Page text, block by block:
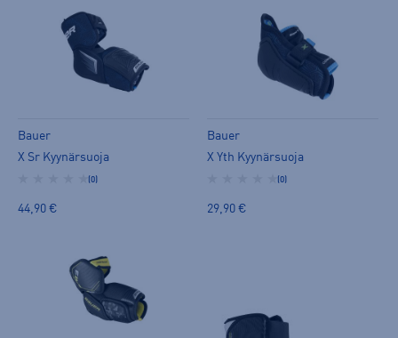
Bauer
X Sr Kyynärsuoja
(0)
44,90 €
Bauer
X Yth Kyynärsuoja
(0)
29,90 €